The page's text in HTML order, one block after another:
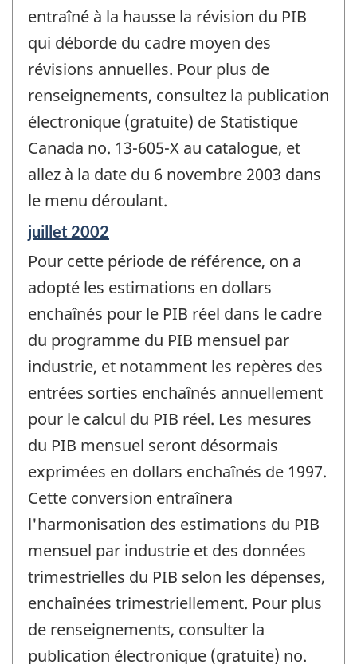
entraîné à la hausse la révision du PIB
qui déborde du cadre moyen des
révisions annuelles. Pour plus de
renseignements, consultez la publication
électronique (gratuite) de Statistique
Canada no. 13-605-X au catalogue, et
allez à la date du 6 novembre 2003 dans
le menu déroulant.
Période
référence
de
changement
-
juillet 2002
Pour cette période de référence, on a
adopté les estimations en dollars
enchaînés pour le PIB réel dans le cadre
du programme du PIB mensuel par
industrie, et notamment les repères des
entrées sorties enchaînés annuellement
pour le calcul du PIB réel. Les mesures
du PIB mensuel seront désormais
exprimées en dollars enchaînés de 1997.
Cette conversion entraînera
l'harmonisation des estimations du PIB
mensuel par industrie et des données
trimestrielles du PIB selon les dépenses,
enchaînées trimestriellement. Pour plus
de renseignements, consulter la
publication électronique (gratuite) no.